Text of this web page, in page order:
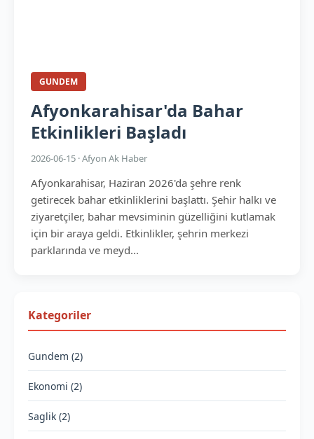
GUNDEM
Afyonkarahisar'da Bahar
Etkinlikleri Başladı
2026-06-15 · Afyon Ak Haber
Afyonkarahisar, Haziran 2026'da şehre renk
getirecek bahar etkinliklerini başlattı. Şehir halkı ve
ziyaretçiler, bahar mevsiminin güzelliğini kutlamak
için bir araya geldi. Etkinlikler, şehrin merkezi
parklarında ve meyd...
Kategoriler
Gundem (2)
Ekonomi (2)
Saglik (2)